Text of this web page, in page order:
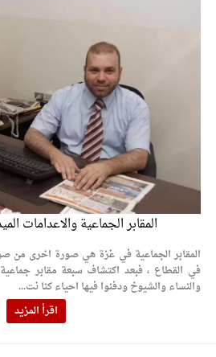
المقابر الجماعية والاعدامات
المقابر الجماعية في غزة هي صورة اخرى من
في القطاع ، فبعد اكتشاف سبعة مقابر
والنساء والشيوخ ودفنوا فيها احياء كنا نت...
اقرأ المزيد